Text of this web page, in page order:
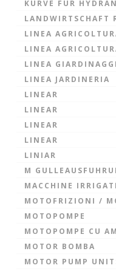
KURVE FÜR
LANDWIRTSCHAFT
LINEA
LINEA
LINEA
LINEA JARDINERIA
LINEAR
LINEAR
LINEAR
LINEAR
LINIAR
M
MACCHINE
MOTOFRIZIONI /
MOTOPOMPE
MOTOPOMPE CU
MOTOR BOMBA
MOTOR PUMP